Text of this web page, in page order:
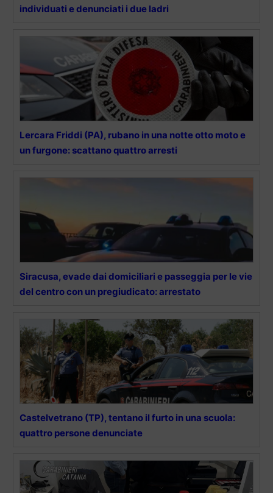
individuati e denunciati i due ladri
Lercara Friddi (PA), rubano in una notte otto moto e
un furgone: scattano quattro arresti
Siracusa, evade dai domiciliari e passeggia per le vie
del centro con un pregiudicato: arrestato
Castelvetrano (TP), tentano il furto in una scuola:
quattro persone denunciate